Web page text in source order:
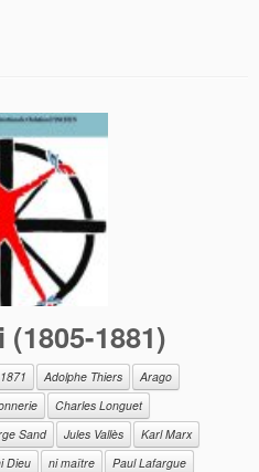
1881)
1871 Adolphe Thiers
Arago
Charles Longuet
Sand Jules Vallès
Karl Marx
Dieu ni maître
Paul Lafargue